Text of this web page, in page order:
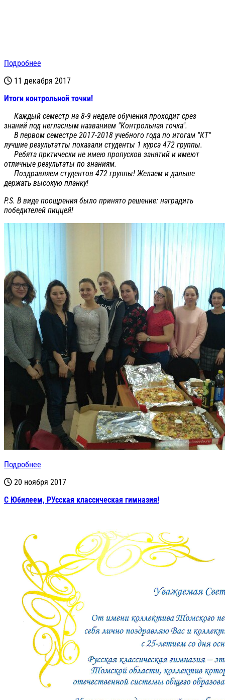
Подробнее
11 декабря 2017
Итоги контрольной точки!
Каждый семестр на 8-9 неделе обучения проходит срез
знаний под негласным названием "Контрольная точка".
В первом семестре 2017-2018 учебного года по итогам "КТ"
лучшие результатты показали студенты 1 курса 472 группы.
Ребята прктически не имею пропусков занятий и имеют
отличные результаты по знаниям.
Поздравляем студентов 472 группы! Желаем и дальше
держать высокую планку!
P.S. В виде поощрения было принято решение: наградить
победителей пиццей!
Подробнее
20 ноября 2017
С Юбилеем, РУсская классическая гимназия!